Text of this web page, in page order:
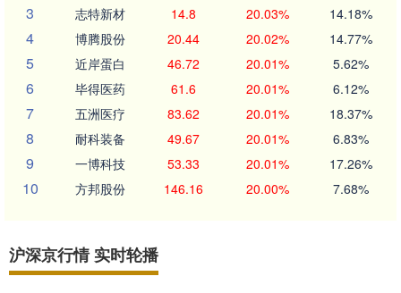
3 志特新材 14.8 20.03% 14.18%
4 博腾股份 20.44 20.02% 14.77%
5 近岸蛋白 46.72 20.01% 5.62%
6 毕得医药 61.6 20.01% 6.12%
7 五洲医疗 83.62 20.01% 18.37%
8 耐科装备 49.67 20.01% 6.83%
9 一博科技 53.33 20.01% 17.26%
10 方邦股份 146.16 20.00% 7.68%
沪深京行情 实时轮播